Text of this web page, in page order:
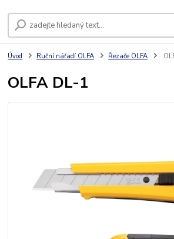
Úvod Ruční nářadí OLFA Řezače OLFA
OLFA DL-1